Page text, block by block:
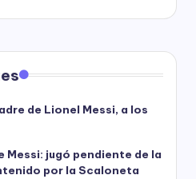
de Lionel Messi, a los
Messi: jugó pendiente de la
por la Scaloneta